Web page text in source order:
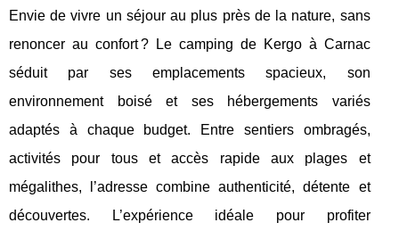
Envie de vivre un séjour au plus près de la nature, sans
renoncer au confort ? Le camping de Kergo à Carnac
séduit par ses emplacements spacieux, son
environnement boisé et ses hébergements variés
adaptés à chaque budget. Entre sentiers ombragés,
activités pour tous et accès rapide aux plages et
mégalithes, l’adresse combine authenticité, détente et
découvertes. L’expérience idéale pour profiter